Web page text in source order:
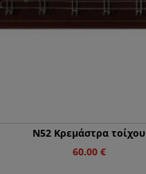
Ν52 Κρεμάστρα τοίχου
60.00 €